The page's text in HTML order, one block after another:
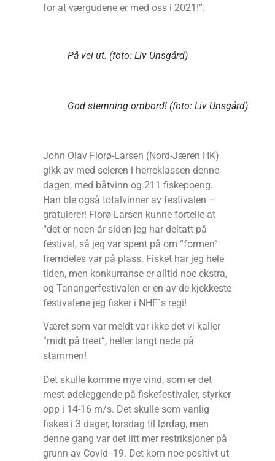
for at værgudene er med oss i 2021!”.
På vei ut. (foto: Liv Unsgård)
God stemning ombord! (foto: Liv Unsgård)
John Olav Florø-Larsen (Nord-Jæren HK)
gikk av med seieren i herreklassen denne
dagen, med båtvinn og 211 fiskepoeng.
Han ble også totalvinner av festivalen –
gratulerer! Florø-Larsen kunne fortelle at
“det er noen år siden jeg har deltatt på
festival, så jeg var spent på om “formen”
fremdeles var på plass. Fisket har jeg hele
tiden, men konkurranse er alltid noe ekstra,
og Tanangerfestivalen er en av de kjekkeste
festivalene jeg fisker i NHF`s regi!
Været som var meldt var ikke det vi kaller
“midt på treet”, heller langt nede på
stammen!
Det skulle komme mye vind, som er det
mest ødeleggende på fiskefestivaler, styrker
opp i 14-16 m/s. Det skulle som vanlig
fiskes i 3 dager, torsdag til lørdag, men
denne gang var det litt mer restriksjoner på
grunn av Covid -19. Det kom noe positivt ut